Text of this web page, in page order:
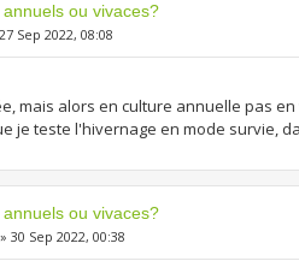
ou vivaces?
Sep 2022, 08:08
mais alors en culture annuelle pas
je teste l'hivernage en mode survie,
ou vivaces?
» 30 Sep 2022, 00:38